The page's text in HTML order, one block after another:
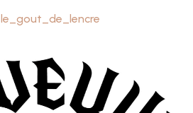
le_gout_de_lencre